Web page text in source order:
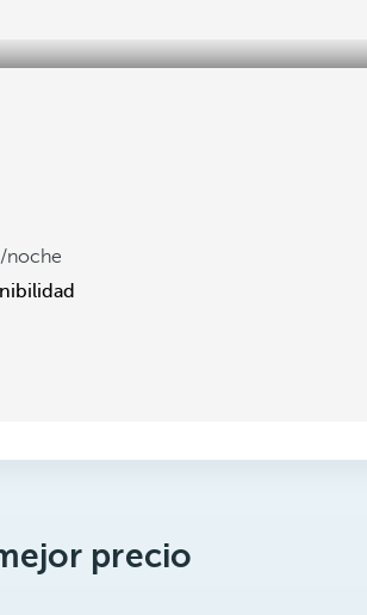
/noche
precio